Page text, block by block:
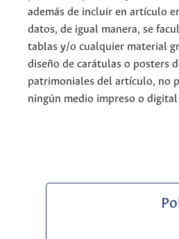
además de incluir en artículo
datos, de igual manera, se
tablas y/o cualquier material
diseño de carátulas o posters
patrimoniales del artículo, no
ningún medio impreso o